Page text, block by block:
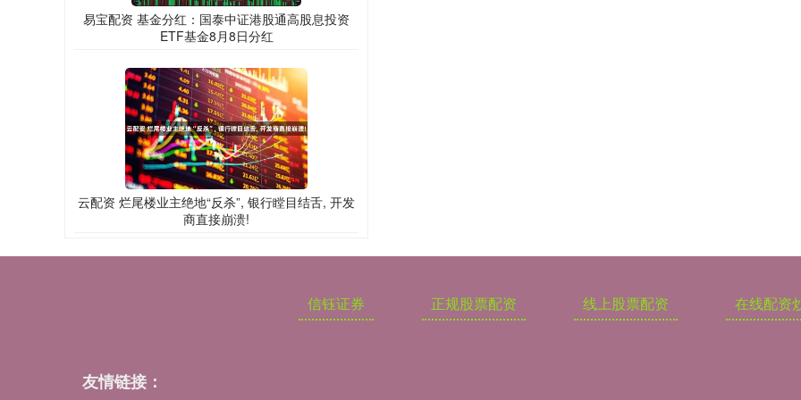
易宝配资 基金分红：国泰中证港股通高股息投资
ETF基金8月8日分红
云配资 烂尾楼业主绝地“反杀”, 银行瞠目结舌, 开发
商直接崩溃!
信钰证券 正规股票配资 线上股票配资 在线配资
友情链接：